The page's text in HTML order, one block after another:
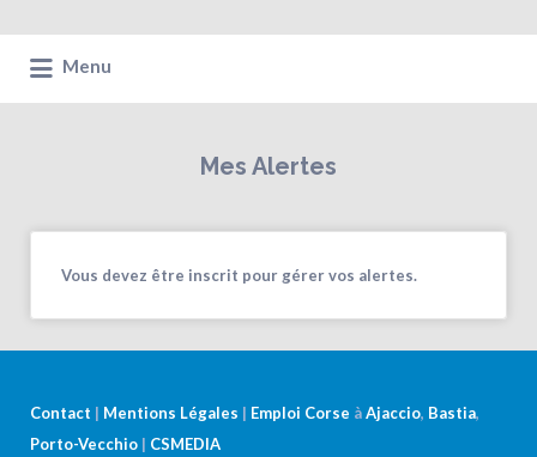
Menu
Mes Alertes
Vous devez être inscrit pour gérer vos alertes.
Contact | Mentions Légales | Emploi Corse àAjaccio, Bastia,
Porto-Vecchio | CSMEDIA